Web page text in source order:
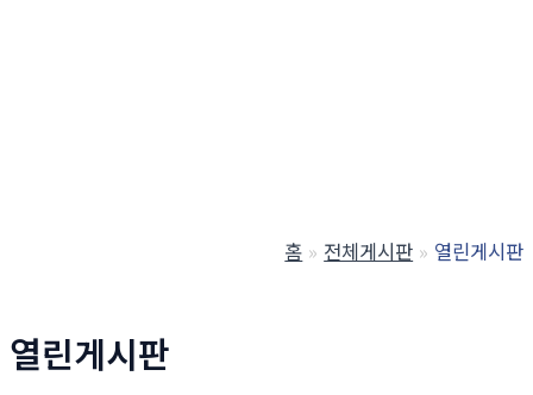
홈 전체게시판 열린게시판
열린게시판